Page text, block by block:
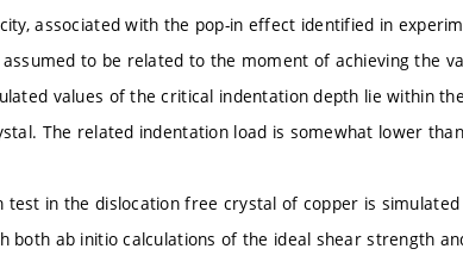
associated with the pop-in effect identified in
to be related to the moment of achieving the
values of the critical indentation depth lie within
The related indentation load is somewhat lower
test in the dislocation free crystal of copper is
both ab initio calculations of the ideal shear strength